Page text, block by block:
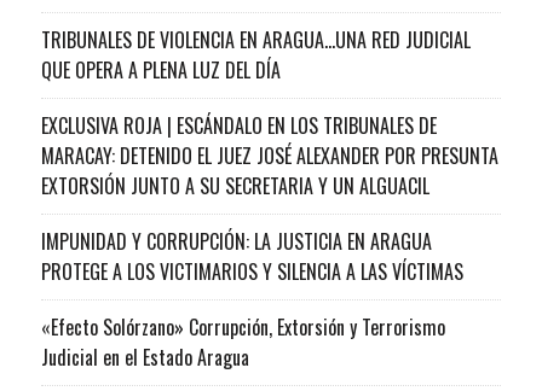
TRIBUNALES DE VIOLENCIA EN ARAGUA…UNA RED JUDICIAL
QUE OPERA A PLENA LUZ DEL DÍA
EXCLUSIVA ROJA | ESCÁNDALO EN LOS TRIBUNALES DE
MARACAY: DETENIDO EL JUEZ JOSÉ ALEXANDER POR PRESUNTA
EXTORSIÓN JUNTO A SU SECRETARIA Y UN ALGUACIL
IMPUNIDAD Y CORRUPCIÓN: LA JUSTICIA EN ARAGUA
PROTEGE A LOS VICTIMARIOS Y SILENCIA A LAS VÍCTIMAS
«Efecto Solórzano» Corrupción, Extorsión y Terrorismo
Judicial en el Estado Aragua